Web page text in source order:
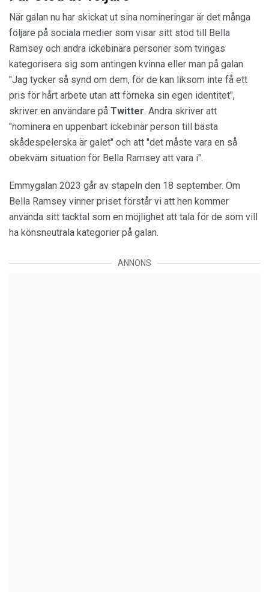
När galan nu har skickat ut sina nomineringar är det många
följare på sociala medier som visar sitt stöd till Bella
Ramsey och andra ickebinära personer som tvingas
kategorisera sig som antingen kvinna eller man på galan.
"Jag tycker så synd om dem, för de kan liksom inte få ett
pris för hårt arbete utan att förneka sin egen identitet",
skriver en användare på Twitter. Andra skriver att
"nominera en uppenbart ickebinär person till bästa
skådespelerska är galet" och att "det måste vara en så
obekväm situation för Bella Ramsey att vara i".
Emmygalan 2023 går av stapeln den 18 september. Om
Bella Ramsey vinner priset förstår vi att hen kommer
använda sitt tacktal som en möjlighet att tala för de som vill
ha könsneutrala kategorier på galan.
ANNONS